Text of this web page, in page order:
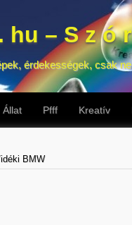
hu – S z ó
érdekességek, csak
Állat Pfff Kreatív
BMW